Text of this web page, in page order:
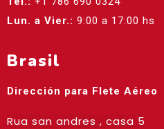
Lun. a Vier.: 9:00 a 17:00 hs
Brasil
Dirección para Flete Aéreo
Rua san andres , casa 5